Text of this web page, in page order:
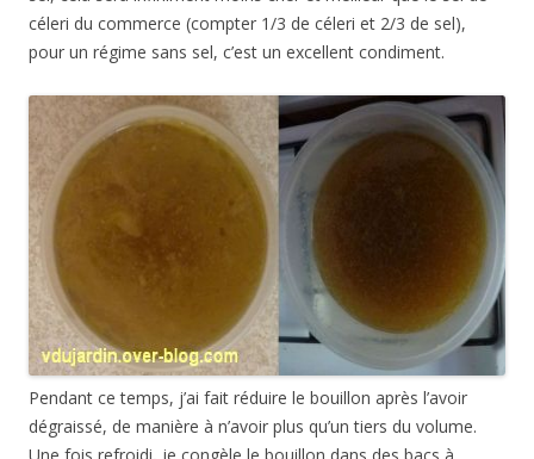
céleri du commerce (compter 1/3 de céleri et 2/3 de sel),
pour un régime sans sel, c’est un excellent condiment.
Pendant ce temps, j’ai fait réduire le bouillon après l’avoir
dégraissé, de manière à n’avoir plus qu’un tiers du volume.